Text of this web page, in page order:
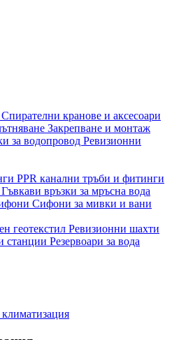
Спирателни кранове и аксесоари
Закрепване и монтаж
за водопровод Ревизионни
PPR канални тръби и фитинги
Гъвкави връзки за мръсна вода
Сифони за мивки и вани
геотекстил Ревизионни шахти
станции Резервоари за вода